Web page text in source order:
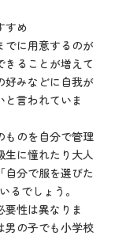
すめ
でに用意するのが
きることが増えて
好みなどに自我が
言われていま
ものを自分で管理
生に憧れたり大人
自分で服を選びた
るでしょう。
性は異なりま
男の子でも小学校